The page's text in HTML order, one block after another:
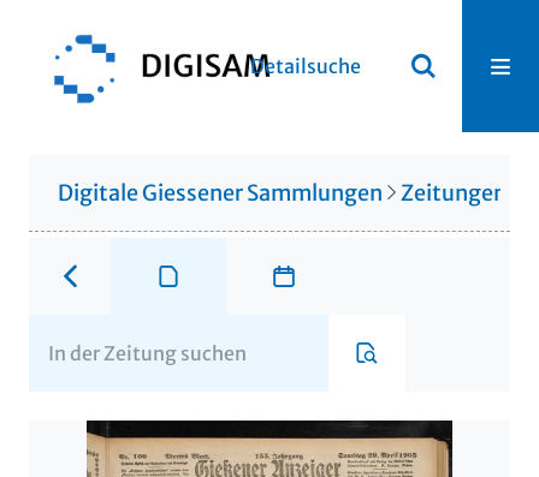
Detailsuche
Digitale Giessener Sammlungen Zeitungen